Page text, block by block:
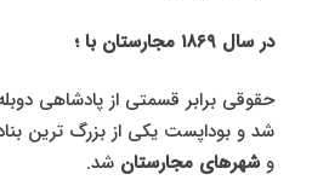
در سال ۱۸۶۹ مجارستان با ؛
حقوقی برابر قسمتی از پادشاهی
شد و بوداپست یکی از بزرگ ترین
وشهرهای مجارستان شد.